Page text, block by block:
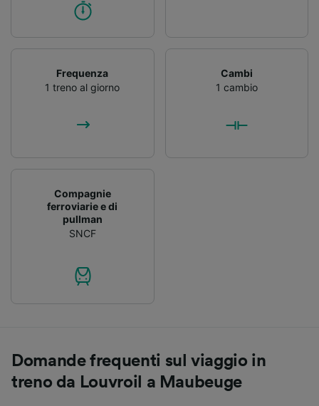
Frequenza
1 treno al giorno
Cambi
1 cambio
Compagnie
ferroviarie e di
pullman
SNCF
Domande frequenti sul viaggio in
treno da Louvroil a Maubeuge